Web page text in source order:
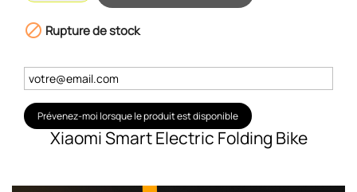
 Rupture de stock
Prévenez-moi lorsque le produit est disponible
Xiaomi Smart Electric Folding Bike